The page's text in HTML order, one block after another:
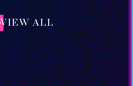
VIEW ALL